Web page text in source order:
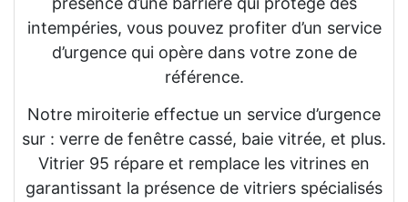
intempéries, vous pouvez profiter d’un service
d’urgence qui opère dans votre zone de
référence.
Notre miroiterie effectue un service d’urgence
sur : verre de fenêtre cassé, baie vitrée, et plus.
Vitrier 95 répare et remplace les vitrines en
garantissant la présence de vitriers spécialisés